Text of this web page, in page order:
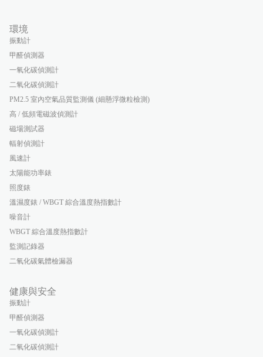
環境
振動計
甲醛偵測器
一氧化碳偵測計
二氧化碳偵測計
PM2.5 室內空氣品質監測儀 (細懸浮微粒檢測)
高 / 低頻電磁波偵測計
磁場測試器
輻射偵測計
風速計
太陽能功率錶
照度錶
溫濕度錶 / WBGT 綜合溫度熱指數計
噪音計
WBGT 綜合溫度熱指數計
監測記錄器
二氧化碳氣體檢漏器
健康與安全
振動計
甲醛偵測器
一氧化碳偵測計
二氧化碳偵測計